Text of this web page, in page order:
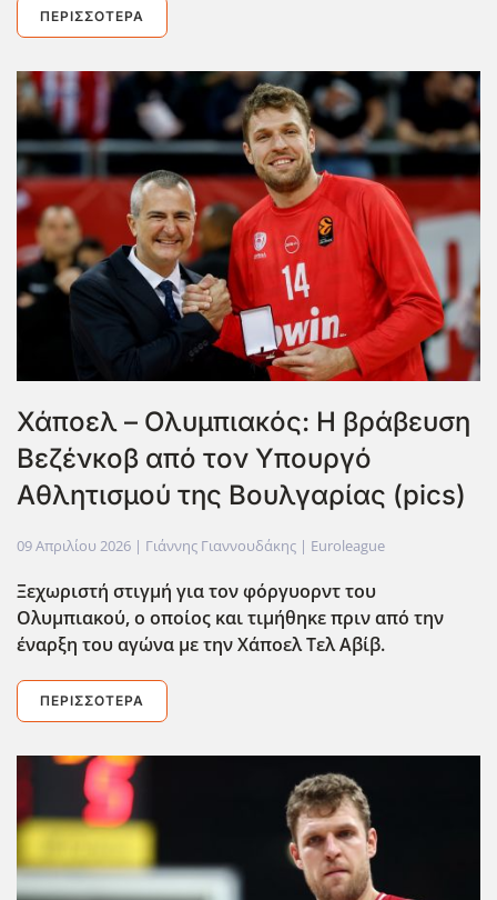
ΠΕΡΙΣΣΌΤΕΡΑ
Χάποελ – Ολυμπιακός: Η βράβευση
Βεζένκοβ από τον Υπουργό
Αθλητισμού της Βουλγαρίας (pics)
09 Απριλίου 2026 | Γιάννης Γιαννουδάκης | Euroleague
Ξεχωριστή στιγμή για τον φόργυορντ του
Ολυμπιακού, ο οποίος και τιμήθηκε πριν από την
έναρξη του αγώνα με την Χάποελ Τελ Αβίβ.
ΠΕΡΙΣΣΌΤΕΡΑ